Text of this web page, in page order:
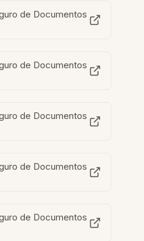
de Documentos
de Documentos
de Documentos
de Documentos
de Documentos